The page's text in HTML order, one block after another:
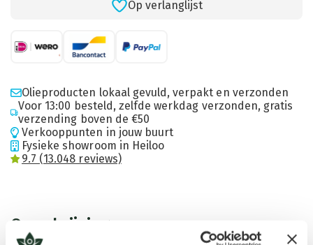
Op verlanglijst
Olieproducten lokaal gevuld, verpakt en verzonden
Voor 13:00 besteld, zelfde werkdag verzonden, gratis
verzending boven de €50
Verkooppunten in jouw buurt
Fysieke showroom in Heiloo
9.7 (13.048 reviews)
Omschrijving